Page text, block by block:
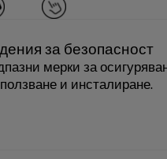
за безопасност
мерки за
и инсталиране.